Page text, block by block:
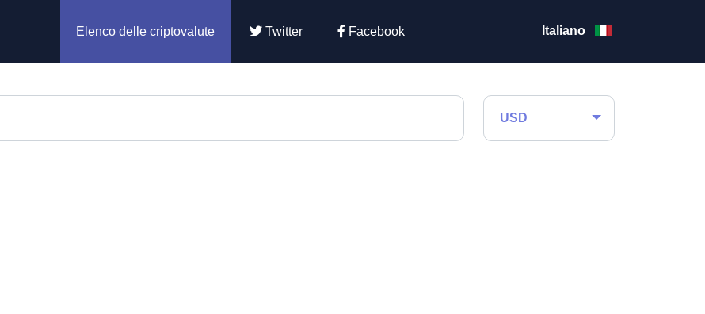
Elenco delle criptovalute Twitter Facebook Italiano
USD